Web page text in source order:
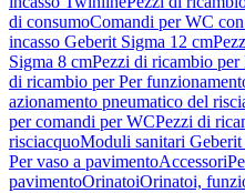
di consumoComandi per WC
incasso Geberit Sigma 12 cm
Sigma 8 cmPezzi di ricambio per
di ricambio per Per
azionamento pneumatico del
per comandi per WCPezzi di
risciacquoModuli sanitari
Per vaso a pavimentoAccessori
pavimentoOrinatoiOrinatoi,